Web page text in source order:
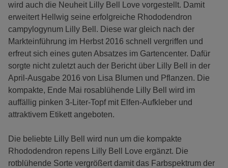
wird auch die Neuheit Lilly Bell Love vorgestellt. Damit
erweitert Hellwig seine erfolgreiche Rhododendron
campylogynum Lilly Bell. Diese war gleich nach der
Markteinführung im Herbst 2016 schnell vergriffen und
erfreut sich eines guten Absatzes im Gartencenter. Dafür
sorgte nicht zuletzt auch der Bericht über Lilly Bell in der
April-Ausgabe 2016 von Lisa Blumen und Pflanzen. Die
kompakte, Ende Mai rosablühende Lilly Bell wird im
auffällig pinken 3-Liter-Topf mit Elfen-Aufkleber und
attraktivem Etikett angeboten.
Die beliebte Lilly Bell wird nun um die kompakte
Rhododendron repens Lilly Bell Love ergänzt. Die
rotblühende Sorte vergrößert damit das Farbspektrum der